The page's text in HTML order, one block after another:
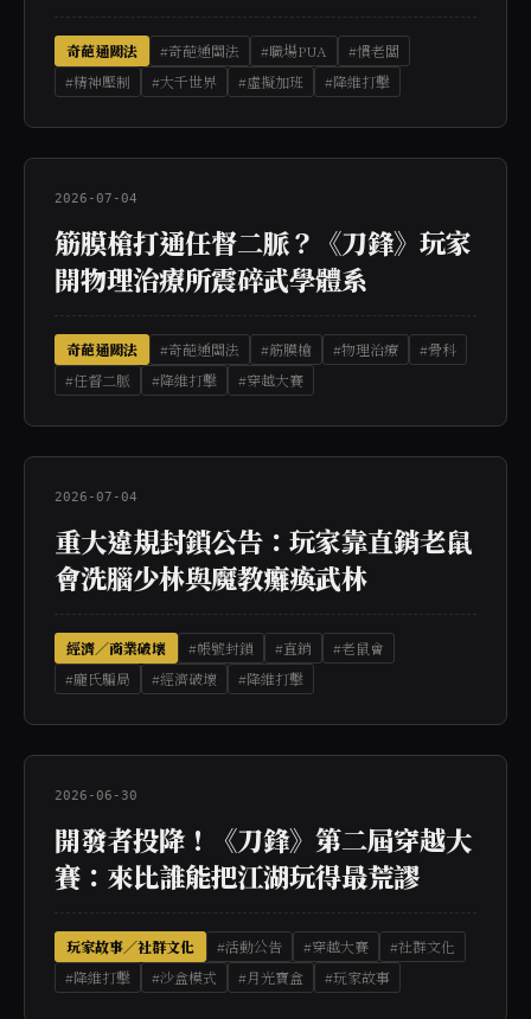
奇葩通關法 #奇葩通關法 #職場PUA
#慣老闆
#精神壓制
#大千世界 #虛擬加班 #降維打擊
2026-07-04
筋膜槍打通任督二脈？《刀鋒》玩家
開物理治療所震碎武學體系
奇葩通關法 #奇葩通關法 #筋膜槍 #物理治療
#骨科
#任督二脈
#降維打擊 #穿越大賽
2026-07-04
重大違規封鎖公告：玩家靠直銷老鼠
會洗腦少林與魔教癱瘓武林
經濟／商業破壞 #帳號封鎖 #直銷
#老鼠會
#龐氏騙局
#經濟破壞 #降維打擊
2026-06-30
開發者投降！《刀鋒》第二屆穿越大
賽：來比誰能把江湖玩得最荒謬
玩家故事／社群文化 #活動公告 #穿越大賽
#社群文化
#降維打擊
#沙盒模式 #月光寶盒 #玩家故事